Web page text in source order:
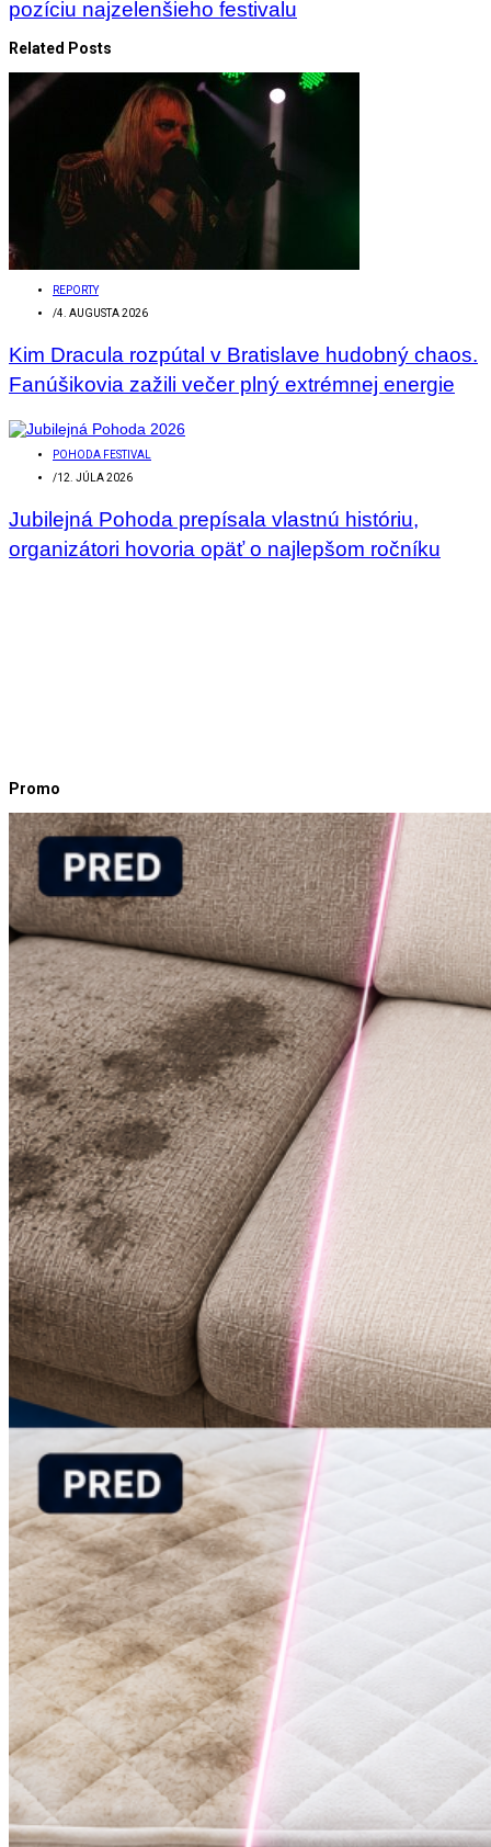
pozíciu najzelenšieho festivalu
Related Posts
REPORTY
/4. AUGUSTA 2026
Kim Dracula rozpútal v Bratislave hudobný chaos.
Fanúšikovia zažili večer plný extrémnej energie
POHODA FESTIVAL
/12. JÚLA 2026
Jubilejná Pohoda prepísala vlastnú históriu,
organizátori hovoria opäť o najlepšom ročníku
Promo